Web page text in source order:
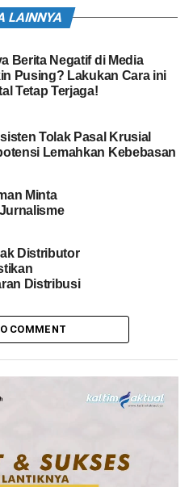
LAINNYA
Berita Negatif di Media
Pusing? Lakukan Cara ini
Tetap Terjaga!
Tolak Pasal Krusial
Lemahkan Kebebasan
Minta
Distributor
Distribusi
COMMENT